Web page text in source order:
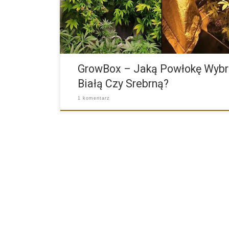
GrowBox – Jaką Powłokę
Białą Czy Srebrną?
1 komentarz